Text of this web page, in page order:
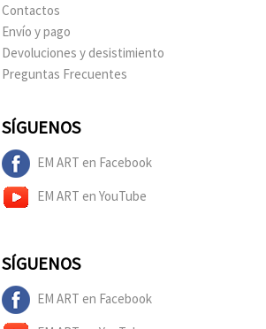
Contactos
Envío y pago
Devoluciones y desistimiento
Preguntas Frecuentes
SÍGUENOS
EM ART en Facebook
EM ART en YouTube
SÍGUENOS
EM ART en Facebook